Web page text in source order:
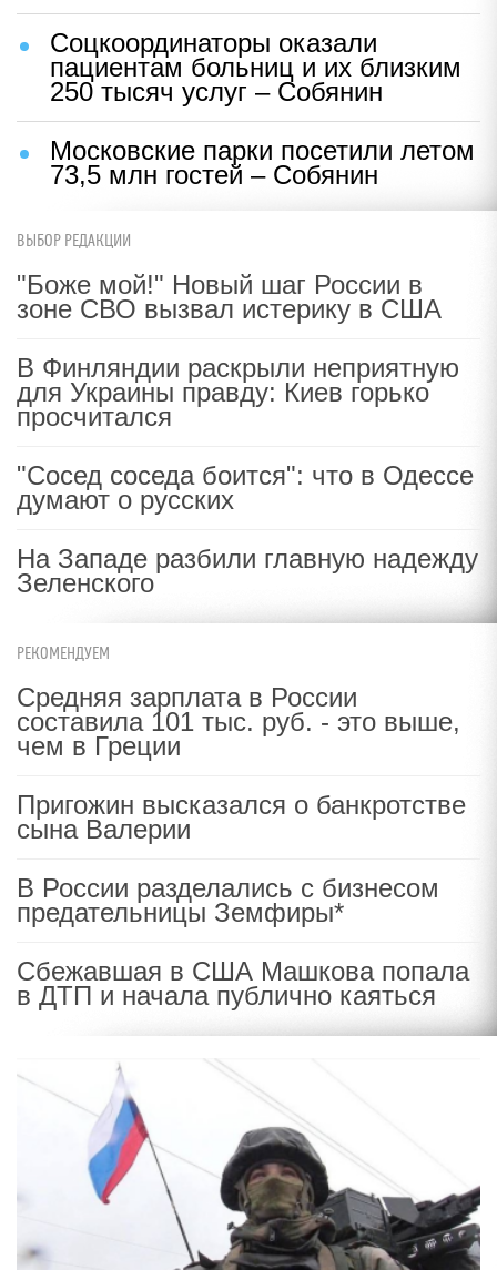
Соцкоординаторы оказали
пациентам больниц и их близким
250 тысяч услуг – Собянин
Московские парки посетили летом
73,5 млн гостей – Собянин
ВЫБОР РЕДАКЦИИ
"Боже мой!" Новый шаг России в
зоне СВО вызвал истерику в США
В Финляндии раскрыли неприятную
для Украины правду: Киев горько
просчитался
"Сосед соседа боится": что в Одессе
думают о русских
На Западе разбили главную надежду
Зеленского
РЕКОМЕНДУЕМ
Средняя зарплата в России
составила 101 тыс. руб. - это выше,
чем в Греции
Пригожин высказался о банкротстве
сына Валерии
В России разделались с бизнесом
предательницы Земфиры*
Сбежавшая в США Машкова попала
в ДТП и начала публично каяться